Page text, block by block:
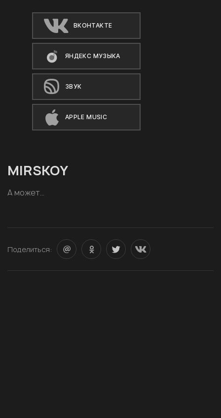
ВКОНТАКТЕ
ЯНДЕКС МУЗЫКА
ЗВУК
APPLE MUSIC
MIRSKOY
А может…
Поделиться: